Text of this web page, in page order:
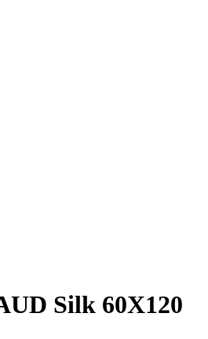
Silk 60X120